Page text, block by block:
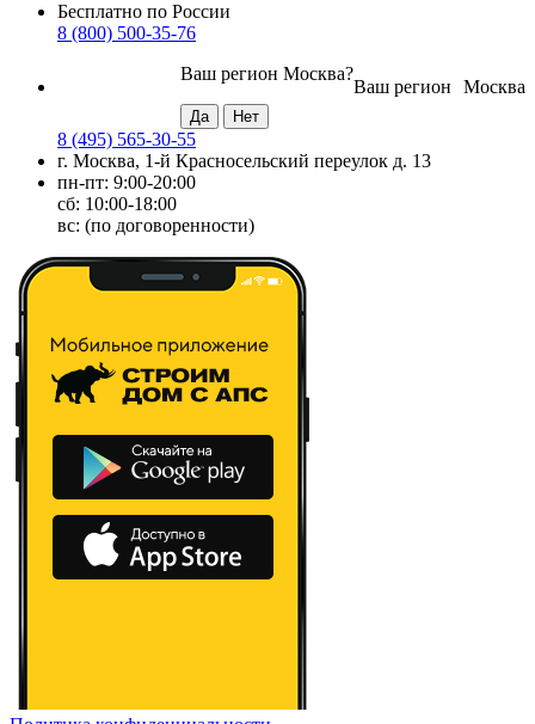
Бесплатно по России
8 (800) 500-35-76
Москва
Ваш регион
Ваш регион Москва?
8 (495) 565-30-55
г. Москва, 1-й Красносельский переулок д. 13
пн-пт: 9:00-20:00
сб: 10:00-18:00
вс: (по договоренности)